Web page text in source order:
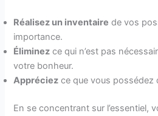
Réalisez un inventaire de vos
importance.
Éliminez ce qui n’est pas
votre bonheur.
Appréciez ce que vous possédez
En se concentrant sur l’essentiel,